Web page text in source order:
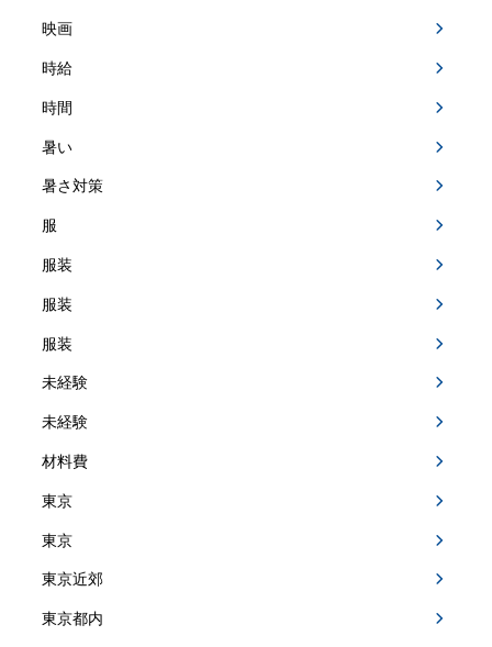
映画
時給
時間
暑い
暑さ対策
服
服装
服装
服装
未経験
未経験
材料費
東京
東京
東京近郊
東京都内